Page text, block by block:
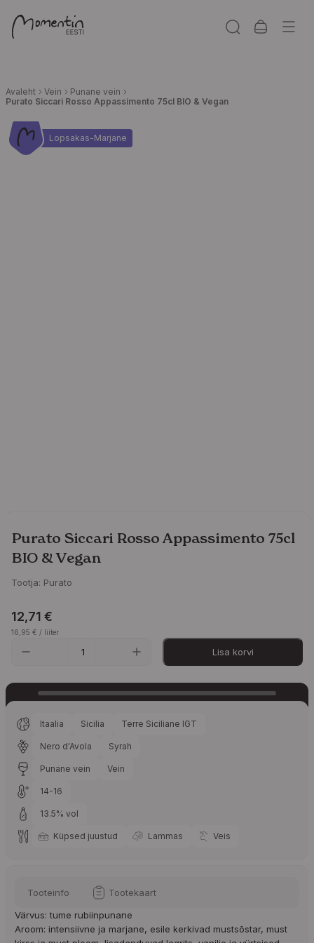
Avaleht Vein
Punane vein
Purato Siccari Rosso Appassimento 75cl BIO & Vegan
Lopsakas-Marjane
Purato Siccari Rosso Appassimento 75cl
BIO & Vegan
Tootja: Purato
12,71 €
16,95 € / liiter
Lisa korvi
Itaalia Sicilia Terre Siciliane IGT
Nero d'Avola Syrah
Punane vein Vein
14-16
13.5% vol
Küpsed juustud Lammas Veis
Tooteinfo
Tootekaart
Värvus: tume rubiinpunane
Aroom: intensiivne ja marjane, esile kerkivad mustsõstar, must